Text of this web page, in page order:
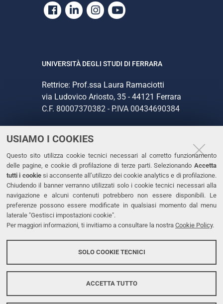
USIAMO I COOKIES
Questo sito utilizza cookie tecnici necessari al corretto funzionamento
delle pagine, e cookie di profilazione di terze parti. Selezionando Accetta
tutti i cookiesi acconsente all’utilizzo dei cookie analytics e di profilazione.
Chiudendo il banner verranno utilizzati solo i cookie tecnici necessari alla
navigazione e alcuni contenuti potrebbero non essere disponibili. Le
preferenze possono essere modificate in qualsiasi momento dal menu
laterale "Gestisci impostazioni cookie".
Per maggiori informazioni, ti invitiamo a consultare la nostra Cookie Policy.
SOLO COOKIE TECNICI
ACCETTA TUTTO
Facebook
LinkedinInstagram
Youtube
UNIVERSITÀ DEGLI STUDI DI FERRARA
Rettrice: Prof.ssa Laura Ramaciotti
via Ludovico Ariosto, 35 - 44121 Ferrara
C.F. 80007370382 - P.IVA 00434690384
CONTATTI
Tel. +39 0532 293111
Fax. +39 0532 293031
PEC
LINKS
Dichiarazione di accessibilità
Protezione dati personali